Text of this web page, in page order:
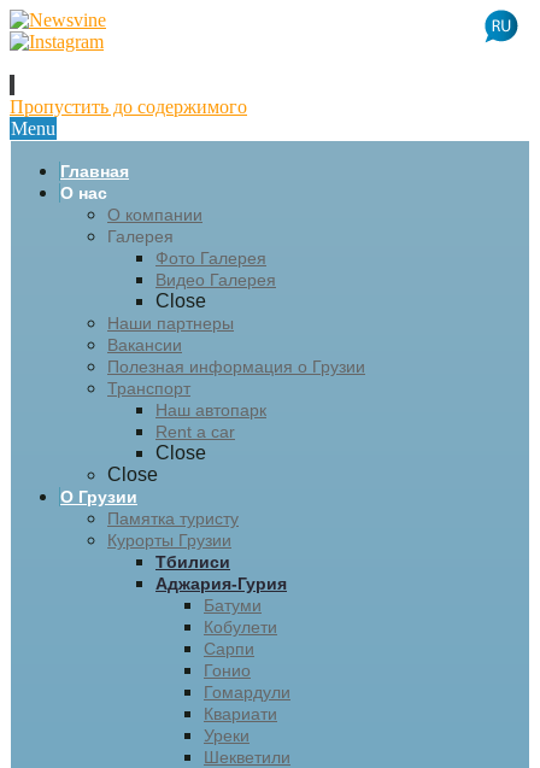
Пропустить до содержимого
Menu
Главная
О нас
О компании
Галерея
Фото Галерея
Видео Галерея
Close
Наши партнеры
Вакансии
Полезная информация о Грузии
Транспорт
Наш автопарк
Rent a car
Close
Close
О Грузии
Памятка туристу
Курорты Грузии
Тбилиси
Аджария-Гурия
Батуми
Кобулети
Сарпи
Гонио
Гомардули
Квариати
Уреки
Шекветили